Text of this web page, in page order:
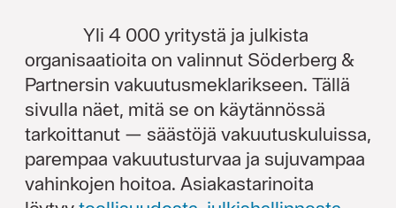
Yli 4 000 yritystä ja julkista
organisaatioita on valinnut Söderberg &
Partnersin vakuutusmeklarikseen. Tällä
sivulla näet, mitä se on käytännössä
tarkoittanut — säästöjä vakuutuskuluissa,
parempaa vakuutusturvaa ja sujuvampaa
vahinkojen hoitoa. Asiakastarinoita